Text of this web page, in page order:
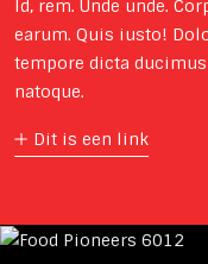
Id, rem. Unde unde.
earum. Quis iusto!
tempore dicta
natoque.
Dit is een link